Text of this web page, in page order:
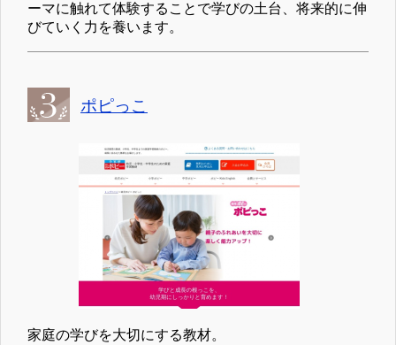
ーマに触れて体験することで学びの土台、将来的に伸
びていく力を養います。
ポピっこ
家庭の学びを大切にする教材。